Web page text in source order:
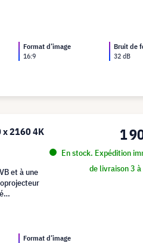
Format d’image
16:9
Bruit de
32 dB
x 2160 4K
1
En stock. Expédition
de livraison 3
et à une
Format d’image